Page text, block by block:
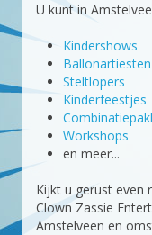
U kunt in
Kindershows
Ballonartiesten
Steltlopers
Kinderfeestjes
Workshops
en meer...
Kijkt u gerust even
Clown Zassie
Amstelveen en